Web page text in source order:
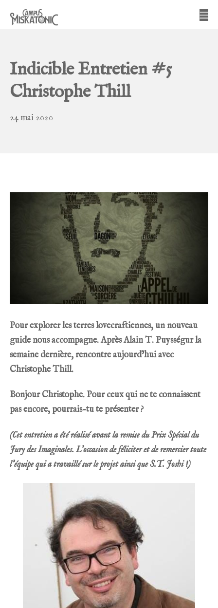
contenu
Campus Miskatonic
Indicible Entretien #5
Christophe Thill
24 mai 2020
Pour explorer les terres lovecraftiennes, un nouveau
guide nous accompagne. Après Alain T. Puysségur la
semaine dernière, rencontre aujourd’hui avec
Christophe Thill.
Bonjour Christophe. Pour ceux qui ne te connaissent
pas encore, pourrais-tu te présenter ?
(Cet entretien a été réalisé avant la remise duPrix Spécial du
Jury des Imaginales. L’occasion de féliciter et de remercier toute
l’équipe qui a travaillé sur le projet ainsi queS.T. Joshi!)